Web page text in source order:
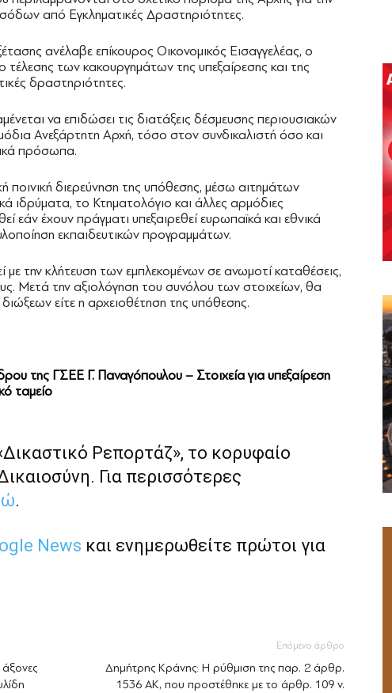
από Εγκληματικές Δραστηριότητες.
ανέλαβε επίκουρος Οικονομικός Εισαγγελέας, ο
τέλεσης των κακουργημάτων της υπεξαίρεσης και της
δραστηριότητες.
να επιδώσει τις διατάξεις δέσμευσης περιουσιακών
Ανεξάρτητη Αρχή, τόσο στον συνδικαλιστή όσο και
πρόσωπα.
ποινική διερεύνηση της υπόθεσης, μέσω αιτημάτων
ιδρύματα, το Κτηματολόγιο και άλλες αρμόδιες
εάν έχουν πράγματι υπεξαιρεθεί ευρωπαϊκά και εθνικά
εκπαιδευτικών προγραμμάτων.
με την κλήτευση των εμπλεκομένων σε ανωμοτί καταθέσεις,
Μετά την αξιολόγηση του συνόλου των στοιχείων, θα
είτε η αρχειοθέτηση της υπόθεσης.
της ΓΣΕΕ Γ. Παναγόπουλου – Στοιχεία για υπεξαίρεση
ταμείο
Ρεπορτάζ», το κορυφαίο
Για περισσότερες
.
News και ενημερωθείτε πρώτοι για
άξονες
Επόμενο άρθρο
Δημήτρης Κράνης: Η ρύθμιση της παρ. 2 άρθρ.
1536 ΑΚ, που προστέθηκε με το άρθρ. 109 ν.